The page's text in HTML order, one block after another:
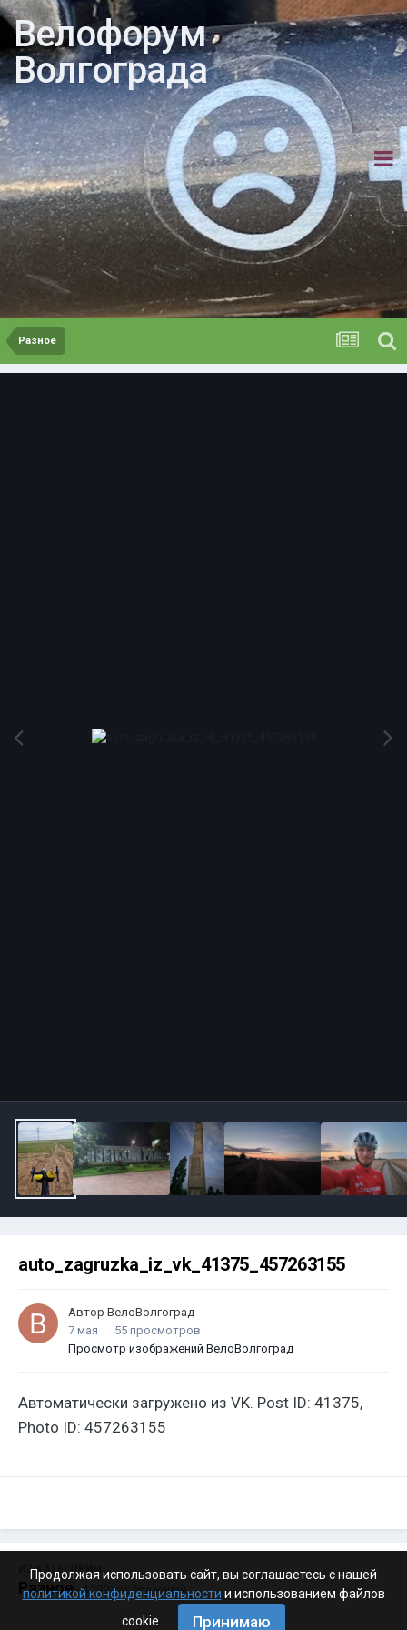
Велофорум
Волгограда
Разное
auto_zagruzka_iz_vk_41375_457263155
Автор ВелоВолгоград
7 мая
55 просмотров
Просмотр изображений ВелоВолгоград
Автоматически загружено из VK. Post ID: 41375,
Photo ID: 457263155
ИЗ КАТЕГОРИИ:
Разное · 4 199 изображений
Продолжая использовать сайт, вы соглашаетесь с нашей
политикой конфиденциальности и использованием файлов
cookie.
Принимаю